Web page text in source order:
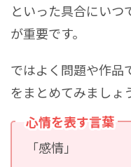
といった具合にいつ
が重要です。
ではよく問題や作品
をまとめてみましょ
心情を表す言葉
「感情」